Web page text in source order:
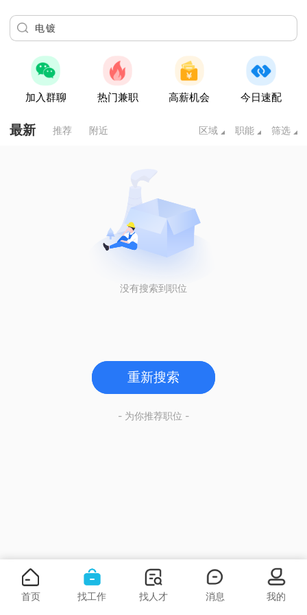
加入群聊 热门兼职 高薪机会 今日速配
最新 推荐 附近 区域 职能 筛选
没有搜索到职位
重新搜索
- 为你推荐职位 -
首页 找工作 找人才 消息 我的